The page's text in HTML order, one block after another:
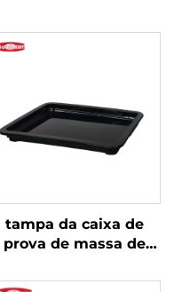
tampa da caixa de
prova de massa de
1 3/4", polipropileno,